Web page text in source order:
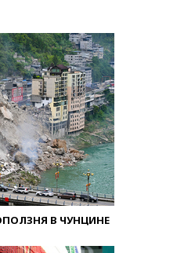
В ЧУНЦИНЕ